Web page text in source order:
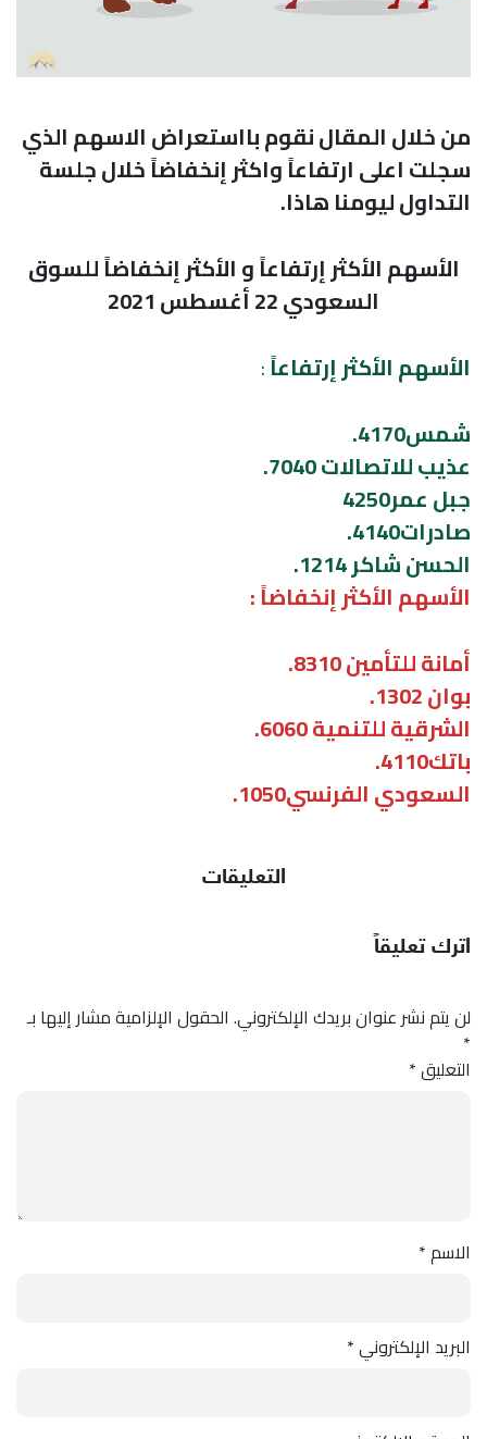
من خلال المقال نقوم بااستعراض الاسهم الذي
سجلت اعلى ارتفاعاً واكثر إنخفاضاً خلال جلسة
التداول ليومنا هاذا.
الأسهم الأكثر إرتفاعاً و الأكثر إنخفاضاً للسوق
السعودي 22 أغسطس 2021
الأسهم الأكثر إرتفاعاً:
شمس4170.
عذيب للاتصالات 7040.
جبل عمر4250
صادرات4140.
الحسن شاكر 1214.
الأسهم الأكثر إنخفاضاً :
أمانة للتأمين 8310.
بوان 1302.
الشرقية للتنمية 6060.
باتك4110.
السعودي الفرنسي1050.
التعليقات
اترك تعليقاً
لن يتم نشر عنوان بريدك الإلكتروني. الحقول الإلزامية مشار إليها بـ
*
التعليق*
الاسم*
البريد الإلكتروني*